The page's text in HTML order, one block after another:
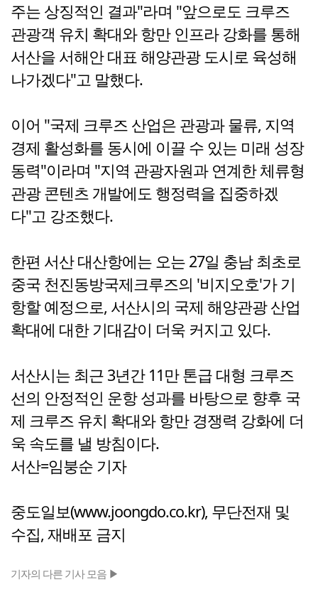
주는 상징적인 결과"라며 "앞으로도 크루즈
관광객 유치 확대와 항만 인프라 강화를 통해
서산을 서해안 대표 해양관광 도시로 육성해
나가겠다"고 말했다.
이어 "국제 크루즈 산업은 관광과 물류, 지역
경제 활성화를 동시에 이끌 수 있는 미래 성장
동력"이라며 "지역 관광자원과 연계한 체류형
관광 콘텐츠 개발에도 행정력을 집중하겠
다"고 강조했다.
한편 서산 대산항에는 오는 27일 충남 최초로
중국 천진동방국제크루즈의 '비지오호'가 기
항할 예정으로, 서산시의 국제 해양관광 산업
확대에 대한 기대감이 더욱 커지고 있다.
서산시는 최근 3년간 11만 톤급 대형 크루즈
선의 안정적인 운항 성과를 바탕으로 향후 국
제 크루즈 유치 확대와 항만 경쟁력 강화에 더
욱 속도를 낼 방침이다.
서산=임붕순 기자
중도일보(www.joongdo.co.kr), 무단전재 및
수집, 재배포 금지
기자의 다른 기사 모음 ▶